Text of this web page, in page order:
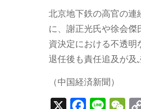
北京地下鉄の高官の
に、謝正光氏や徐会
資決定における不透明
退任後も責任追及が及
（中国経済新聞）